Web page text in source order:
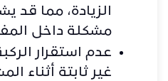
الزيادة، مما قد
مشكلة داخل
عدم استقرار
غير ثابتة أثناء